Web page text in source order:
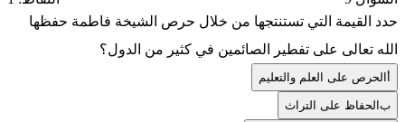
حدد القيمة التي تستنتجها من خلال حرص الشيخة فاطمة حفظها
الله تعالى على تفطير الصائمين في كثير من الدول؟
الحرص على العلم والتعليم
بالحفاظ على التراث